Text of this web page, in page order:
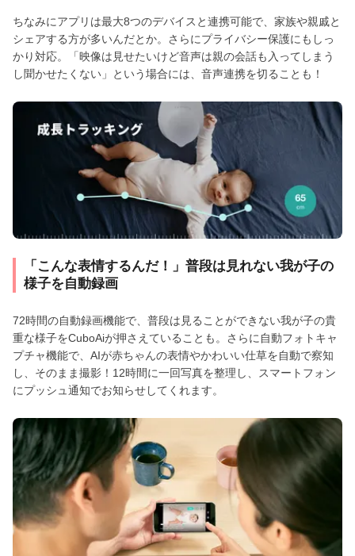
ちなみにアプリは最大8つのデバイスと連携可能で、家族や親戚と
シェアする方が多いんだとか。さらにプライバシー保護にもしっ
かり対応。「映像は見せたいけど音声は親の会話も入ってしまう
し聞かせたくない」という場合には、音声連携を切ることも！
「こんな表情するんだ！」普段は見れない我が子の
様子を自動録画
72時間の自動録画機能で、普段は見ることができない我が子の貴
重な様子をCuboAiが押さえていることも。さらに自動フォトキャ
プチャ機能で、AIが赤ちゃんの表情やかわいい仕草を自動で察知
し、そのまま撮影！12時間に一回写真を整理し、スマートフォン
にプッシュ通知でお知らせしてくれます。